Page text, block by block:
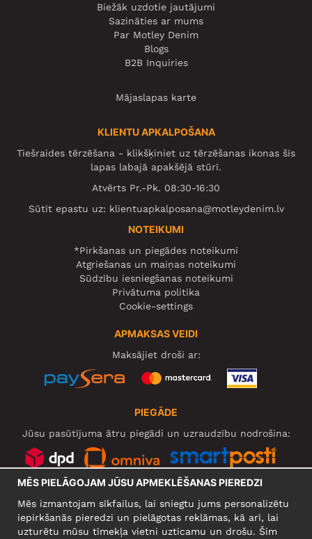
Biežāk uzdotie jautājumi
Sazināties ar mums
Par Motley Denim
Blogs
B2B Inquiries
Mājaslapas karte
KLIENTU APKALPOŠANA
Tiešraides tērzēšana - klikšķiniet uz tērzēšanas ikonas šīs
lapas labajā apakšējā stūrī.
Atvērts Pr.-Pk. 08:30-16:30
Sūtīt epastu uz: klientuapkalposana@motleydenim.lv
NOTEIKUMI
*Pirkšanas un piegādes noteikumi
Atgriešanas un maiņas noteikumi
Sūdzību iesniegšanas noteikumi
Privātuma politika
Cookie-settings
APMAKSAS VEIDI
Maksājiet droši ar:
PIEGĀDE
Jūsu pasūtījuma ātru piegādi un uzraudzību nodrošina:
MĒS PIELĀGOJAM JŪSU APMEKLĒŠANAS PIEREDZI
Mēs izmantojam sīkfailus, lai sniegtu jums personalizētu
iepirkšanās pieredzi un pielāgotas reklāmas, kā arī, lai
uzturētu mūsu tīmekļa vietni uzticamu un drošu. Šim